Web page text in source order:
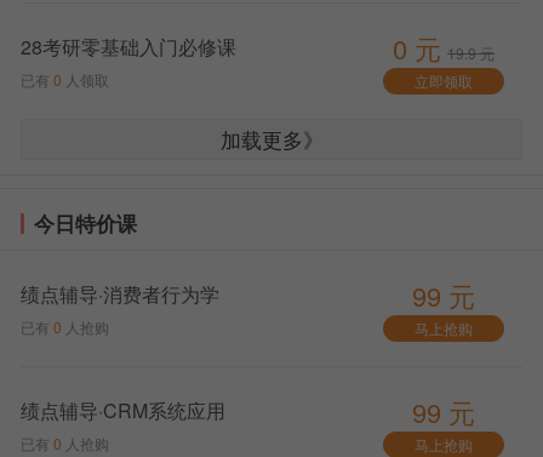
28考研零基础入门必修课
已有 0 人领取
0 元 19.9 元
立即领取
加载更多》
今日特价课
绩点辅导·消费者行为学
已有 0 人抢购
99 元
马上抢购
绩点辅导·CRM系统应用
已有 0 人抢购
99 元
马上抢购